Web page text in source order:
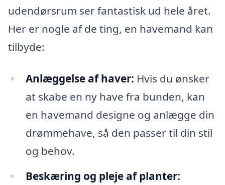
udendørsrum ser fantastisk ud hele året.
Her er nogle af de ting, en havemand kan
tilbyde:
Anlæggelse af haver: Hvis du ønsker
at skabe en ny have fra bunden, kan
en havemand designe og anlægge din
drømmehave, så den passer til din stil
og behov.
Beskæring og pleje af planter: